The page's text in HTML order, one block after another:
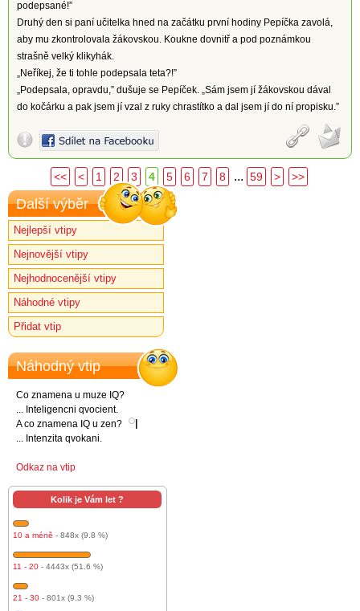
podepsané!”
Druhý den si paní učitelka hned na začátku první hodiny Pepíčka zavolá,
aby mu zkontrolovala žákovskou. Koukne dovnitř a pod poznámkou
strašně velký klikyhák.
„Neříkej, že ti tohle podepsala teta?!”
„Podepsala, opravdu,” dušuje se Pepíček. „Sám jsem jí žákovskou dával
do kočárku a pak jsem jí vzal z ruky chrastítko a dal jsem jí do ní propisku.”
<< < 1 2 3 4 5 6 7 8 ... 59 > >>
Další výběr
Nejlepší vtipy
Nejnovější vtipy
Nejhodnocenější vtipy
Náhodné vtipy
Přidat vtip
Náhodný vtip
Co znamena u muze IQ?
... Inteligencni qvocient.
A co znamena IQ u zen?
... Intenzita qvokani.
Odkaz na vtip
Kolik je Vám let ?
10 a méně - 848x (9.8 %)
11 - 20 - 4443x (51.6 %)
21 - 30 - 801x (9.3 %)